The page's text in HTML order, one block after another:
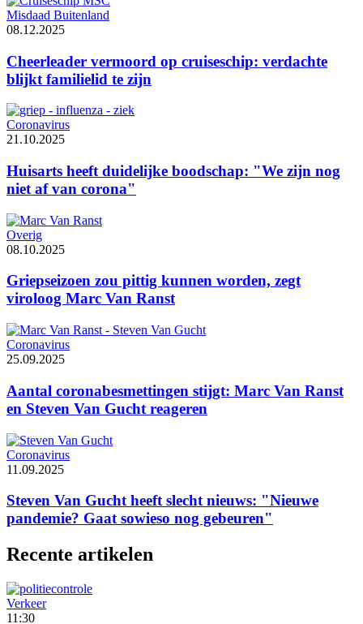
Misdaad Buitenland
08.12.2025
Cheerleader vermoord op cruiseschip: verdachte
blijkt familielid te zijn
Coronavirus
21.10.2025
Huisarts heeft duidelijke boodschap: "We zijn nog
niet af van corona"
Overig
08.10.2025
Griepseizoen zou pittig kunnen worden, zegt
viroloog Marc Van Ranst
Coronavirus
25.09.2025
Aantal coronabesmettingen stijgt: Marc Van Ranst
en Steven Van Gucht reageren
Coronavirus
11.09.2025
Steven Van Gucht heeft slecht nieuws: "Nieuwe
pandemie? Gaat sowieso nog gebeuren"
Recente artikelen
Verkeer
11:30